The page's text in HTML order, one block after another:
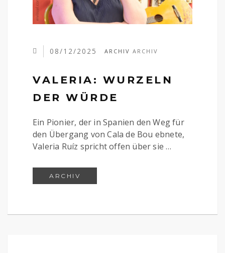
08/12/2025 ARCHIVARCHIV
VALERIA: WURZELN
DER WÜRDE
Ein Pionier, der in Spanien den Weg für
den Übergang von Cala de Bou ebnete,
Valeria Ruíz spricht offen über sie …
ARCHIV